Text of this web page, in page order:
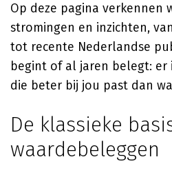
Op deze pagina verkennen
stromingen en inzichten,
tot recente Nederlandse
begint of al jaren belegt: er
die beter bij jou past dan
De klassieke
waardebeleggen